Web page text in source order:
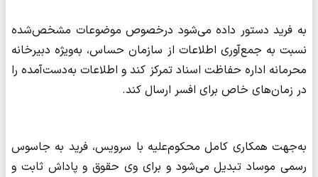
به فرید دستور داده می‌شود درخصوص موضوعات مشخص‌شده
نسبت به جمع‌آوری اطلاعات از سازمان حساس، به‌ویژه دبیرخانه
محرمانه اداره حفاظت اسناد تمرکز کند و اطلاعات به‌دست‌آمده را
در زمان‌های خاص برای افسر ارسال کند.
به‌جهت همکاری کامل محکوم‌علیه با سرویس، فرید به جاسوس
رسمی موساد تبدیل می‌شود و برای وی حقوق و پاداش ثابت و